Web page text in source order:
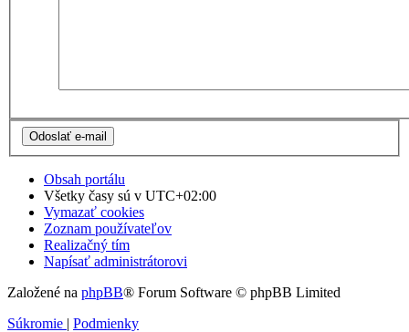
Obsah portálu
Všetky časy sú v UTC+02:00
Vymazať cookies
Zoznam používateľov
Realizačný tím
Napísať administrátorovi
Založené na phpBB® Forum Software © phpBB Limited
Súkromie | Podmienky